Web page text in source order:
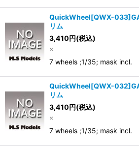
QuickWheel[QWX-
リム
3,410円(税込)
×
7 wheels ;1/35; mask incl.
QuickWheel[QWX-
リム
3,410円(税込)
×
7 wheels ;1/35; mask incl.